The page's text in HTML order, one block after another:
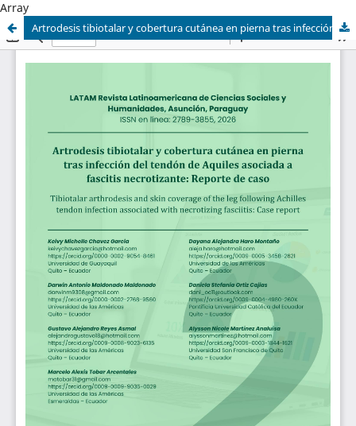
Array
Artrodesis tibiotalar y cobertura cutánea en pierna tras infección del tendón de Aquiles asociada a fascitis necrotizante: Reporte de caso